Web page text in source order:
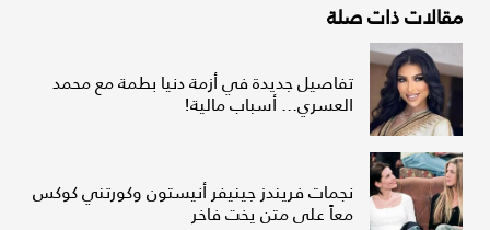
مقالات ذات صلة
تفاصيل جديدة في أزمة دنيا بطمة مع محمد
العسري... أسباب مالية!
نجمات فريندز جينيفر أنيستون وكورتني كوكس
معاً على متن يخت فاخر